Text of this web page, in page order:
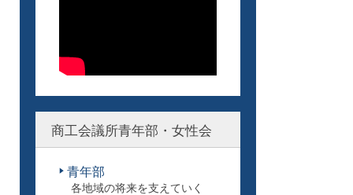
商工会議所青年部・女性会
青年部
各地域の将来を支えていく